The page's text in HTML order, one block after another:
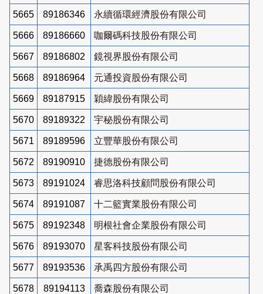
5665 89186346 永續循環經濟股份有限公司
5666 89186660 咖爾碼科技股份有限公司
5667 89186802 鏡視界股份有限公司
5668 89186964 元通投資股份有限公司
5669 89187915 穎緯股份有限公司
5670 89189322 宇秘股份有限公司
5671 89189596 立豐華股份有限公司
5672 89190910 捷德股份有限公司
5673 89191024 睿思洛科技顧問股份有限公司
5674 89191087 十二籃實業股份有限公司
5675 89192348 明根社會企業股份有限公司
5676 89193070 星客科技股份有限公司
5677 89193536 承禹四方股份有限公司
5678 89194113 喬森股份有限公司